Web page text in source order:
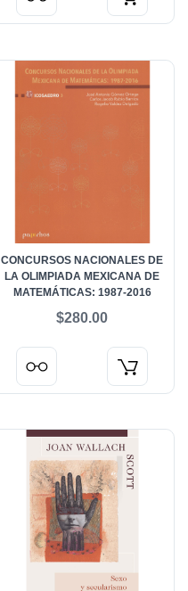
CONCURSOS NACIONALES DE
LA OLIMPIADA MEXICANA DE
MATEMÁTICAS: 1987-2016
$280.00